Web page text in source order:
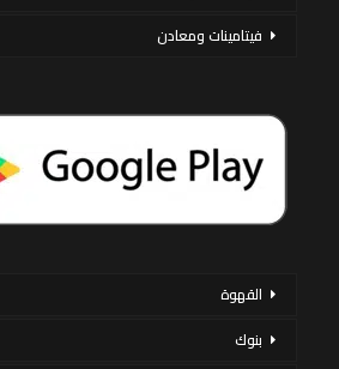
فيتامينات ومعادن
القهوة
بنوك